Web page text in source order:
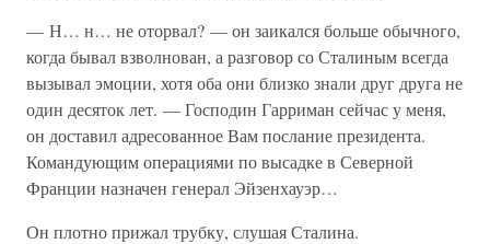
— Н… н… не оторвал? — он заикался больше обычного,
когда бывал взволнован, а разговор со Сталиным всегда
вызывал эмоции, хотя оба они близко знали друг друга не
один десяток лет. — Господин Гарриман сейчас у меня,
он доставил адресованное Вам послание президента.
Командующим операциями по высадке в Северной
Франции назначен генерал Эйзенхауэр…
Он плотно прижал трубку, слушая Сталина.